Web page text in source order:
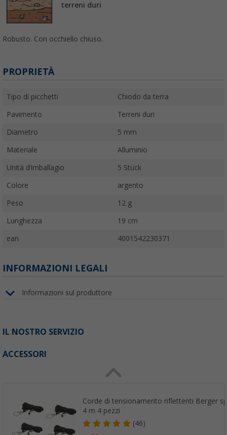
terreni duri
Robusto. Con occhiello chiuso.
PROPRIETÀ
Tipo di picchetti Chiodo da terra
Pavimento Terreni duri
Diametro 5 mm
Materiale Alluminio
Unità d’imballagio 5 Stück
Colore argento
Peso 12 g
Lunghezza 19 cm
ean 4001542230371
INFORMAZIONI LEGALI
Informazioni sul produttore
IL NOSTRO SERVIZIO
ACCESSORI
Corde di tensionamento riflettenti Berger
4 m 4 pezzi
(46)